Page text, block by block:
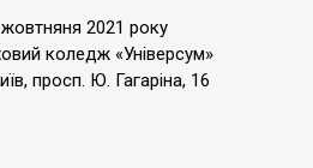
2021 року
коледж «Універсум»
просп. Ю. Гагаріна, 16